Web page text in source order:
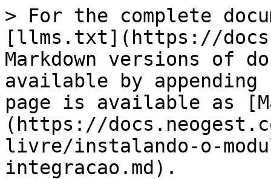
> For the complete
[llms.txt](https://
Markdown versions of
available by
page is available as
(https://
livre/instalando-o-
integracao.md).